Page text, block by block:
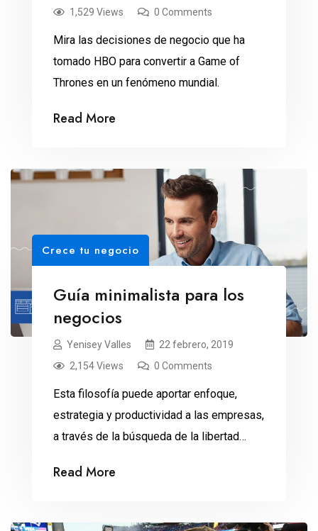
1,529 Views
0 Comments
Mira las decisiones de negocio que ha
tomado HBO para convertir a Game of
Thrones en un fenómeno mundial.
Read More
Crece tu negocio
Guía minimalista para los
negocios
Yenisey Valles
22 febrero, 2019
2,154 Views
0 Comments
Esta filosofía puede aportar enfoque,
estrategia y productividad a las empresas,
a través de la búsqueda de la libertad
pienses en una vida frugal, exclusiva de
responsabilidades económicas. Y si
Read More